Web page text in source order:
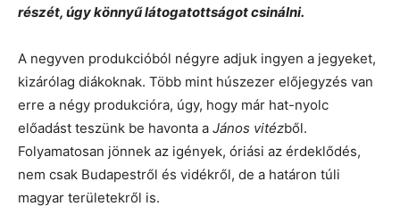
részét, úgy könnyű látogatottságot csinálni.
A negyven produkcióból négyre adjuk ingyen a jegyeket,
kizárólag diákoknak. Több mint húszezer előjegyzés van
erre a négy produkcióra, úgy, hogy már hat-nyolc
előadást teszünk be havonta a János vitézből.
Folyamatosan jönnek az igények, óriási az érdeklődés,
nem csak Budapestről és vidékről, de a határon túli
magyar területekről is.